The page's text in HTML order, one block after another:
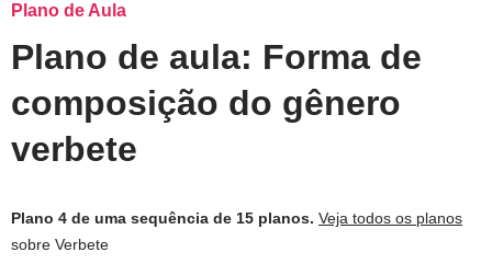
Plano de Aula
Plano de aula: Forma de
composição do gênero
verbete
Plano 4 de uma sequência de 15 planos. Veja todos os planos
sobre Verbete